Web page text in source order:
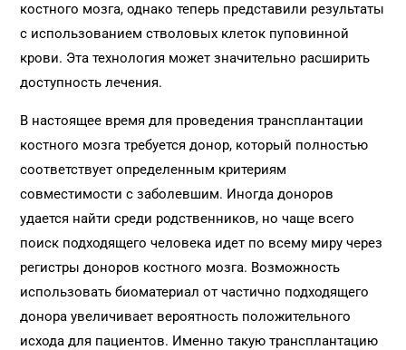
костного мозга, однако теперь представили результаты
с использованием стволовых клеток пуповинной
крови. Эта технология может значительно расширить
доступность лечения.
В настоящее время для проведения трансплантации
костного мозга требуется донор, который полностью
соответствует определенным критериям
совместимости с заболевшим. Иногда доноров
удается найти среди родственников, но чаще всего
поиск подходящего человека идет по всему миру через
регистры доноров костного мозга. Возможность
использовать биоматериал от частично подходящего
донора увеличивает вероятность положительного
исхода для пациентов. Именно такую трансплантацию